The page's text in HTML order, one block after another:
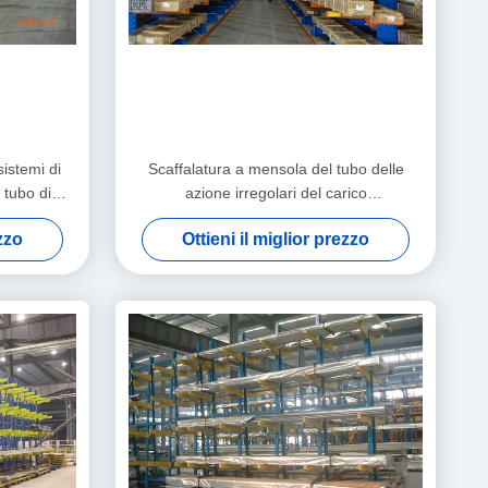
di
tubo di
Scaffalatura a mensola del tubo delle
azione irregolari del carico
pesante/modulo della luce
Ottieni il miglior prezzo